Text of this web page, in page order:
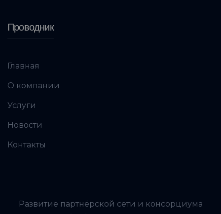
Проводник
Главная
О компании
Услуги
Новости
Контакты
Развитие партнёрской сети и консорциума